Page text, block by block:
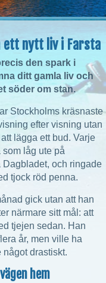
ett nytt liv i Farsta
den spark i
ditt gamla liv och
söder om stan.
Stockholms kräsnaste
efter visning utan
lägga ett bud. Varje
låg ute på
och ringade
tjock röd penna.
gick utan att han
närmare sitt mål: att
tjejen sedan. Han
år, men ville ha
drastiskt.
hem